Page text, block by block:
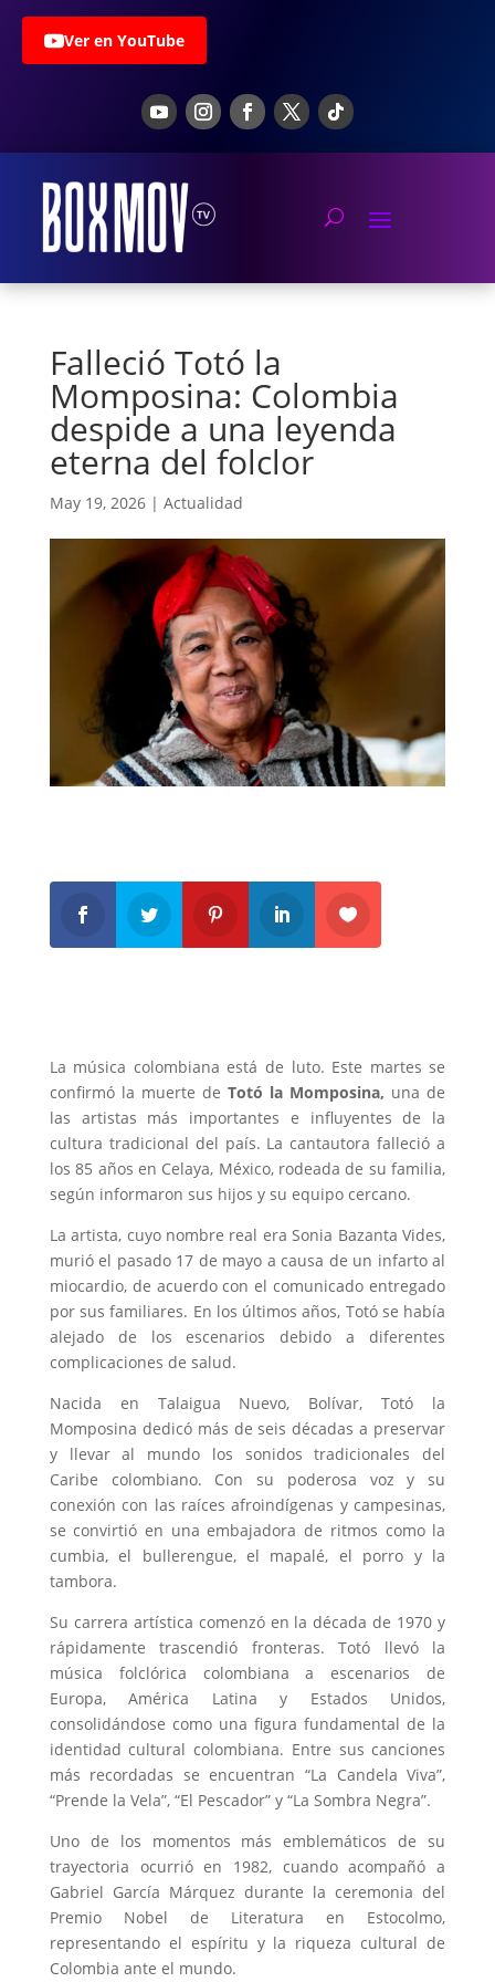
Ver en YouTube
Falleció Totó la
Momposina: Colombia
despide a una leyenda
eterna del folclor
May 19, 2026| Actualidad
La música colombiana está de luto. Este martes se
confirmó la muerte de Totó la Momposina, una de
las artistas más importantes e influyentes de la
cultura tradicional del país. La cantautora falleció a
los 85 años en Celaya, México, rodeada de su familia,
según informaron sus hijos y su equipo cercano.
La artista, cuyo nombre real era Sonia Bazanta Vides,
murió el pasado 17 de mayo a causa de un infarto al
miocardio, de acuerdo con el comunicado entregado
por sus familiares. En los últimos años, Totó se había
alejado de los escenarios debido a diferentes
complicaciones de salud.
Nacida en Talaigua Nuevo, Bolívar, Totó la
Momposina dedicó más de seis décadas a preservar
y llevar al mundo los sonidos tradicionales del
Caribe colombiano. Con su poderosa voz y su
conexión con las raíces afroindígenas y campesinas,
se convirtió en una embajadora de ritmos como la
cumbia, el bullerengue, el mapalé, el porro y la
tambora.
Su carrera artística comenzó en la década de 1970 y
rápidamente trascendió fronteras. Totó llevó la
música folclórica colombiana a escenarios de
Europa, América Latina y Estados Unidos,
consolidándose como una figura fundamental de la
identidad cultural colombiana. Entre sus canciones
más recordadas se encuentran “La Candela Viva”,
“Prende la Vela”, “El Pescador” y “La Sombra Negra”.
Uno de los momentos más emblemáticos de su
trayectoria ocurrió en 1982, cuando acompañó a
Gabriel García Márquez durante la ceremonia del
Premio Nobel de Literatura en Estocolmo,
representando el espíritu y la riqueza cultural de
Colombia ante el mundo.